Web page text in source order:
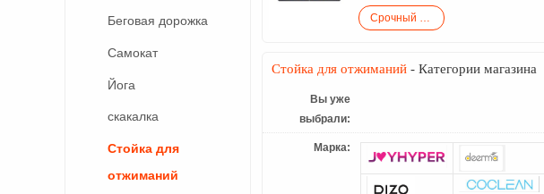
Беговая дорожка
Самокат
Йога
скакалка
Стойка для
отжиманий
Срочный закупка
Стойка для отжиманий - Категории магазина
Вы уже
выбрали:
Марка: